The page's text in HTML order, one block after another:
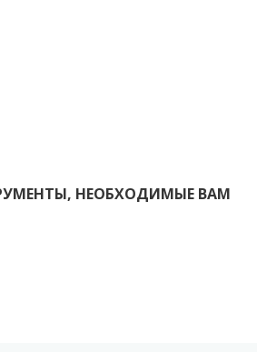
НЕОБХОДИМЫЕ ВАМ